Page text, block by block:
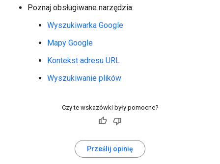
Poznaj obsługiwane narzędzia:
Wyszukiwarka Google
Mapy Google
Kontekst adresu URL
Wyszukiwanie plików
Czy te wskazówki były pomocne?
Prześlij opinię